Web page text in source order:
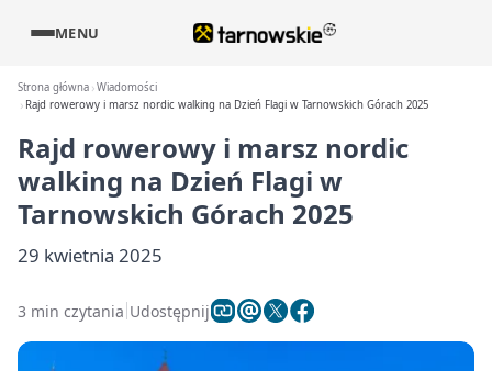
MENU
Strona główna Wiadomości
Rajd rowerowy i marsz nordic walking na Dzień Flagi w Tarnowskich Górach 2025
Rajd rowerowy i marsz nordic
walking na Dzień Flagi w
Tarnowskich Górach 2025
29 kwietnia 2025
3 min czytania Udostępnij